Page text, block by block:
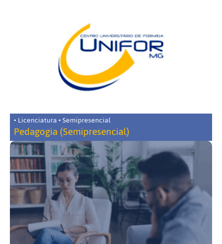
• Licenciatura • Semipresencial
Pedagogia (Semipresencial)